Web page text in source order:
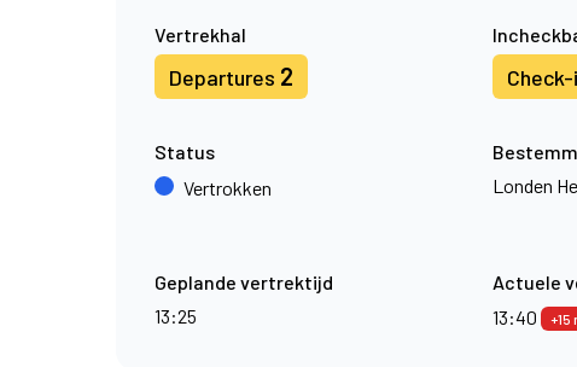
Vertrekhal
Departures 2 Check-
Status
Vertrokken
Londen
Geplande vertrektijd
13:25
Actuele
13:40
+15